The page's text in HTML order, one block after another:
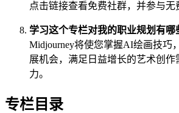
点击链接查看免费社群，并参与无
学习这个专栏对我的职业规划有哪
Midjourney将使您掌握AI绘画技巧
展机会，满足日益增长的艺术创
力。
专栏目录